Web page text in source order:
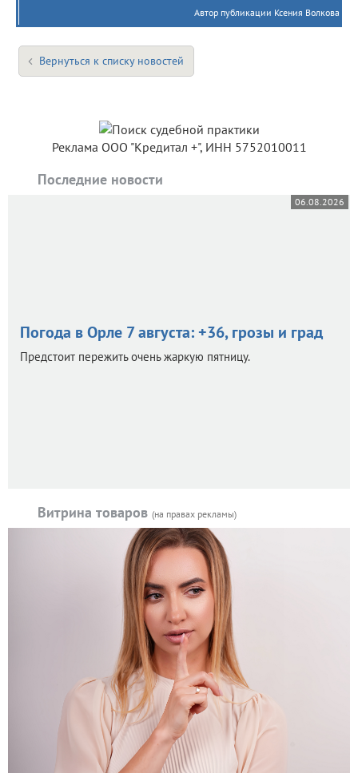
Автор публикации Ксения Волкова
Вернуться к списку новостей
Реклама ООО "Кредитал +", ИНН 5752010011
Последние новости
06.08.2026
Погода в Орле 7 августа: +36, грозы и град
Предстоит пережить очень жаркую пятницу.
Витрина товаров (на правах рекламы)